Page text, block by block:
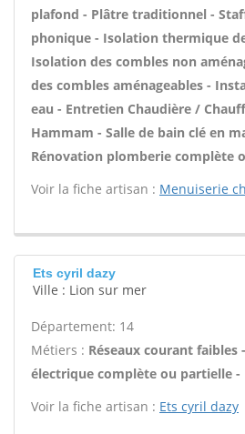
plafond - Plâtre traditionnel -
phonique - Isolation thermique
Isolation des combles non
des combles aménageables -
eau - Entretien Chaudière /
Hammam - Salle de bain clé en
Rénovation plomberie complète
Voir la fiche artisan : Menuiserie
Ets cyril dazy
Ville : Lion sur mer
Département: 14
Métiers : Réseaux courant faibles
électrique complète ou partielle -
Voir la fiche artisan : Ets cyril dazy